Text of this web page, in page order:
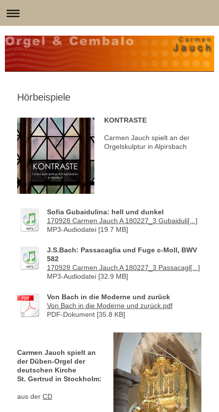
Hörbeispiele
KONTRASTE
Carmen Jauch spielt an der
Orgelskulptur in Alpirsbach
Sofia Gubaidulina: hell und dunkel
170928 Carmen Jauch A 180227_3 Gubaiduli[...]
MP3-Audiodatei [19.7 MB]
J.S.Bach: Passacaglia und Fuge c-Moll, BWV
582
170928 Carmen Jauch A 180227_3 Passacagl[...]
MP3-Audiodatei [32.9 MB]
Von Bach in die Moderne und zurück
Von Bach in die Moderne und zurück.pdf
PDF-Dokument [35.8 KB]
Carmen Jauch spielt an
der Düben-Orgel der
deutschen Kirche
St. Gertrud in Stockholm:
aus der CD